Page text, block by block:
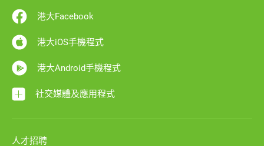
港大Facebook
港大iOS手機程式
港大Android手機程式
社交媒體及應用程式
人才招聘